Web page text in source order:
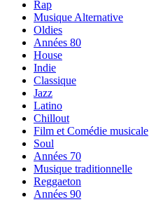
Rap
Musique Alternative
Oldies
Années 80
House
Indie
Classique
Jazz
Latino
Chillout
Film et Comédie musicale
Soul
Années 70
Musique traditionnelle
Reggaeton
Années 90